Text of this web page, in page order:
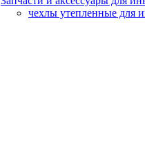
чехлы утепленные для